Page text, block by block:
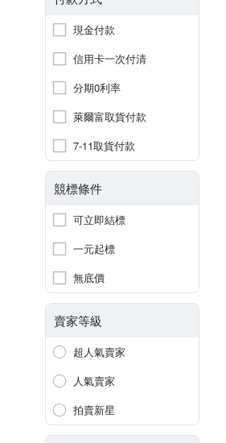
現金付款
信用卡一次付清
分期0利率
萊爾富取貨付款
7-11取貨付款
競標條件
可立即結標
一元起標
無底價
賣家等級
超人氣賣家
人氣賣家
拍賣新星